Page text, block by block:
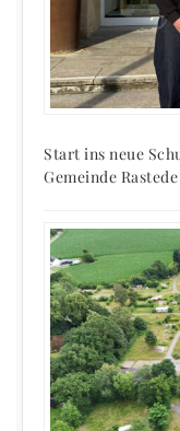
Start ins neue
Gemeinde Rastede